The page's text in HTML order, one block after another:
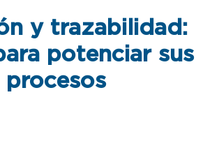
y trazabilidad:
potenciar sus
procesos